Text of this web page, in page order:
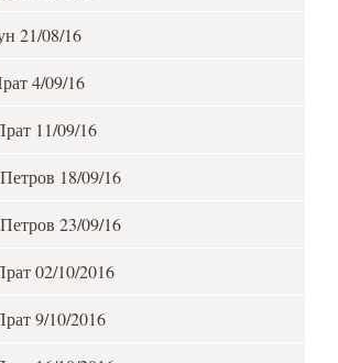
21/08/16
4/09/16
11/09/16
18/09/16
23/09/16
02/10/2016
9/10/2016